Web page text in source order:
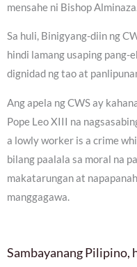
mensahe ni Bishop
Sa huli, Binigyang-diin ng
hindi lamang usaping pang-
dignidad ng tao at
Ang apela ng CWS ay
Pope Leo XIII na
a lowly worker is a crime
bilang paalala sa moral na
makatarungan at
manggagawa.
Sambayanang Pilipino,